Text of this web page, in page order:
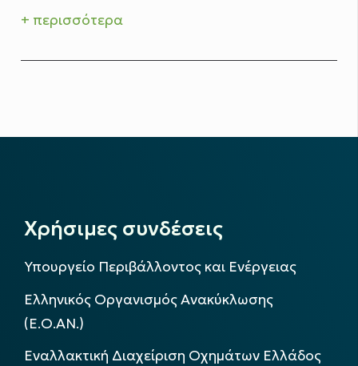
+ περισσότερα
Χρήσιμες συνδέσεις
Υπουργείο Περιβάλλοντος και Ενέργειας
Ελληνικός Οργανισμός Ανακύκλωσης
(Ε.Ο.ΑΝ.)
Εναλλακτική Διαχείριση Οχημάτων Ελλάδος